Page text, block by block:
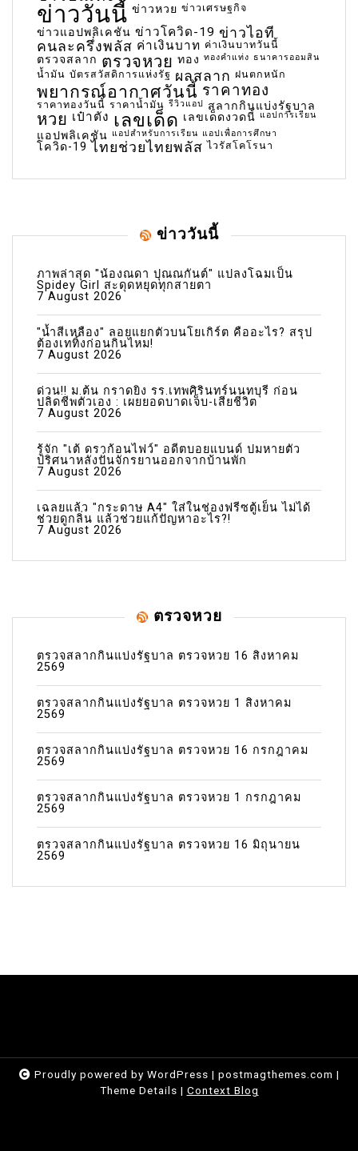
ข่าววันนี้ ข่าวหวย ข่าวเศรษฐกิจ
ข่าวแอปพลิเคชัน ข่าวโควิด-19 ข่าวไอที
คนละครึ่งพลัส ค่าเงินบาท ค่าเงินบาทวันนี้
ตรวจสลาก ตรวจหวย ทอง ทองคำแท่ง ธนาคารออมสิน
น้ำมัน บัตรสวัสดิการแห่งรัฐ ผลสลาก ฝนตกหนัก
พยากรณ์อากาศวันนี้ ราคาทอง
ราคาทองวันนี้ ราคาน้ำมัน รีวิวแอป สลากกินแบ่งรัฐบาล
หวย เป๋าตัง เลขเด็ด เลขเด็ดงวดนี้ แอปการเรียน
แอปพลิเคชัน แอปสำหรับการเรียน แอปเพื่อการศึกษา
โควิด-19 ไทยช่วยไทยพลัส ไวรัสโคโรนา
ข่าววันนี้
ภาพล่าสุด "น้องณดา ปุณณกันต์" แปลงโฉมเป็น
Spidey Girl สะดุดหยุดทุกสายตา
7 August 2026
"น้ำสีเหลือง" ลอยแยกตัวบนโยเกิร์ต คืออะไร? สรุป
ต้องเททิ้งก่อนกินไหม!
7 August 2026
ด่วน!! ม.ต้น กราดยิง รร.เทพศิรินทร์นนทบุรี ก่อน
ปลิดชีพตัวเอง : เผยยอดบาดเจ็บ-เสียชีวิต
7 August 2026
รู้จัก "เต้ ดราก้อนไฟว์" อดีตบอยแบนด์ ปมหายตัว
ปริศนาหลังปั่นจักรยานออกจากบ้านพัก
7 August 2026
เฉลยแล้ว "กระดาษ A4" ใส่ในช่องฟรีซตู้เย็น ไม่ได้
ช่วยดูกลิ่น แล้วช่วยแก้ปัญหาอะไร?!
7 August 2026
ตรวจหวย
ตรวจสลากกินแบ่งรัฐบาล ตรวจหวย 16 สิงหาคม
2569
ตรวจสลากกินแบ่งรัฐบาล ตรวจหวย 1 สิงหาคม
2569
ตรวจสลากกินแบ่งรัฐบาล ตรวจหวย 16 กรกฎาคม
2569
ตรวจสลากกินแบ่งรัฐบาล ตรวจหวย 1 กรกฎาคม
2569
ตรวจสลากกินแบ่งรัฐบาล ตรวจหวย 16 มิถุนายน
2569
Proudly powered by WordPress | postmagthemes.com |
Theme Details | Context Blog